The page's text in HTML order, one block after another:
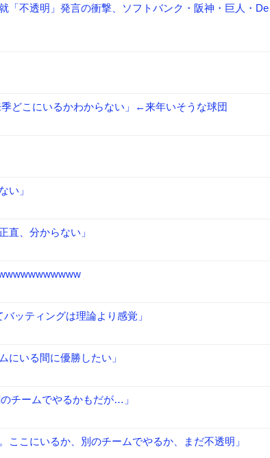
「不透明」発言の衝撃、ソフトバンク・阪神・巨人・De
どこにいるかわからない」←来年いそうな球団
い」
直、分からない」
ッティングは理論より感覚」
にいる間に優勝したい」
チームでやるかもだが…」
ここにいるか、別のチームでやるか、まだ不透明」